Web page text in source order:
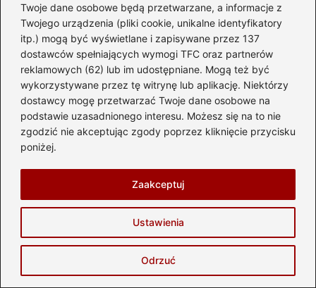
Twoje dane osobowe będą przetwarzane, a informacje z
Twojego urządzenia (pliki cookie, unikalne identyfikatory
itp.) mogą być wyświetlane i zapisywane przez 137
dostawców spełniających wymogi TFC oraz partnerów
reklamowych (62) lub im udostępniane. Mogą też być
wykorzystywane przez tę witrynę lub aplikację. Niektórzy
dostawcy mogę przetwarzać Twoje dane osobowe na
podstawie uzasadnionego interesu. Możesz się na to nie
zgodzić nie akceptując zgody poprzez kliknięcie przycisku
poniżej.
Ustawienia
Odrzuć
Zaakceptuj
Land Rover Defender z USA – legenda
bezdroży w luksusowym wydaniu
2026-08-07